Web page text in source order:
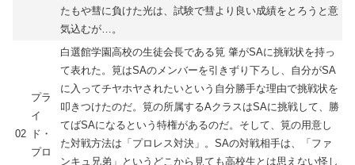
たもや彗に負けた光は、試験で彗より良い成績をとろうと意
気込むが…。
02
プラ
イ
ド・
プロ
白選館学園高校の生徒会長である筧 肇がSAに挑戦状を持っ
て表れた。筧はSAのメンバーを引きずり下ろし、自分がSA
に入ってチヤホヤされたいという自分勝手な理由で挑戦状を
叩きつけたのだ。筧の所属するAクラスはSAに挑戦して、勝
てばSAになるという特権があるのだ。そして、筧の用意し
た対戦方法は「プロレス対決」。SAの対戦相手は、「ファ
ンキュ兄弟」というどこから見ても高校生とは思えない怪し